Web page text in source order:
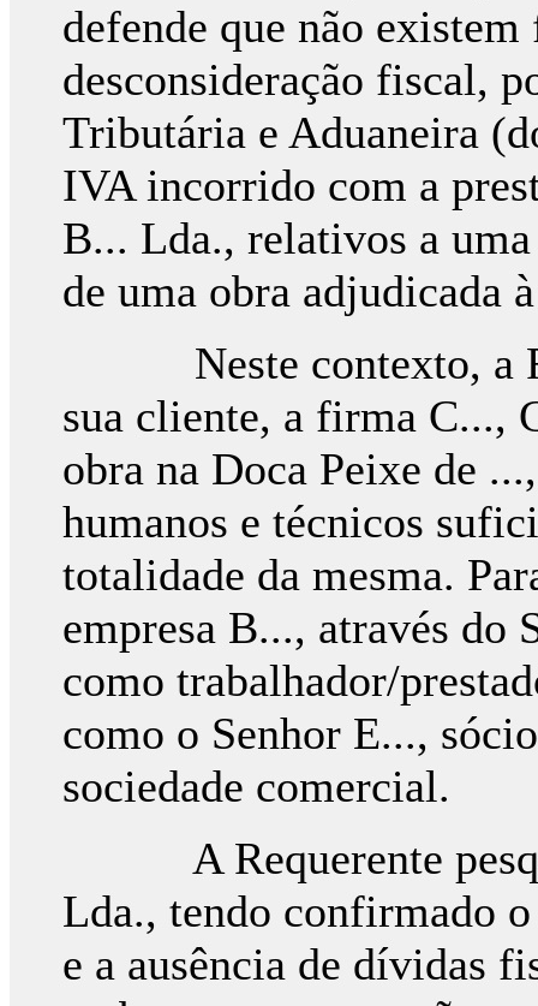
defende que não
desconsideração fiscal,
Tributária e Aduaneira
IVA incorrido com a
B... Lda., relativos a
de uma obra adjudicada
Neste contexto, a
sua cliente, a firma C...,
obra na Doca Peixe de
humanos e técnicos
totalidade da mesma.
empresa B..., através do
como trabalhador/
como o Senhor E...,
sociedade comercial.
A Requerente
Lda., tendo confirmado
e a ausência de dívidas